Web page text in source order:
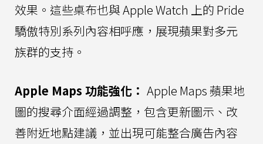
效果。這些桌布也與 Apple Watch 上的 Pride
驕傲特別系列內容相呼應，展現蘋果對多元
族群的支持。
Apple Maps 功能強化： Apple Maps 蘋果地
圖的搜尋介面經過調整，包含更新圖示、改
善附近地點建議，並出現可能整合廣告內容